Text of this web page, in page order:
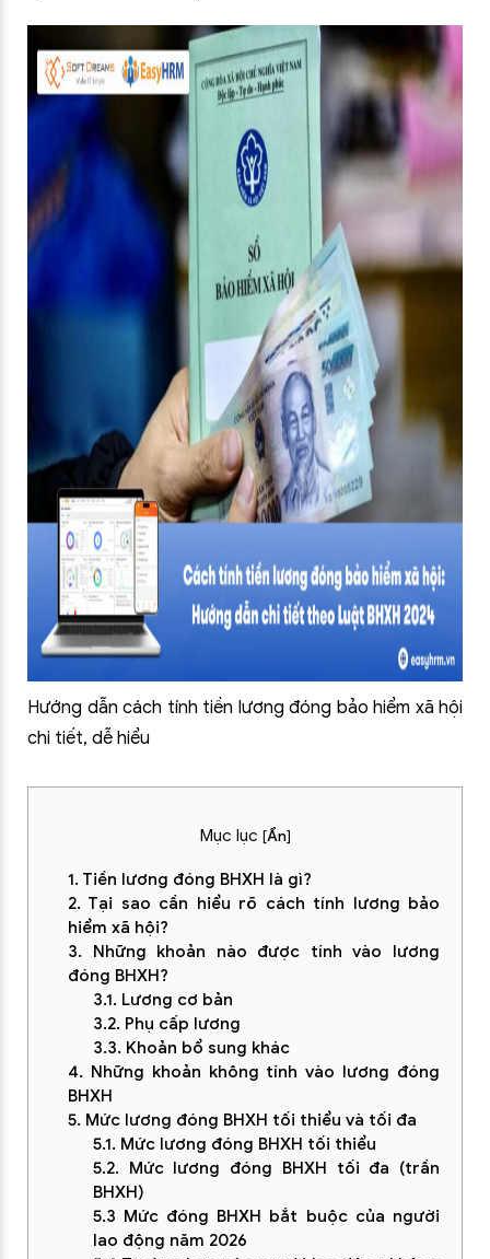
Hướng dẫn cách tính tiền lương đóng bảo hiểm xã hội
chi tiết, dễ hiểu
Mục lục [Ẩn]
1. Tiền lương đóng BHXH là gì?
2. Tại sao cần hiểu rõ cách tính lương bảo
hiểm xã hội?
3. Những khoản nào được tính vào lương
đóng BHXH?
3.1. Lương cơ bản
3.2. Phụ cấp lương
3.3. Khoản bổ sung khác
4. Những khoản không tính vào lương đóng
BHXH
5. Mức lương đóng BHXH tối thiểu và tối đa
5.1. Mức lương đóng BHXH tối thiểu
5.2. Mức lương đóng BHXH tối đa (trần
BHXH)
5.3 Mức đóng BHXH bắt buộc của người
lao động năm 2026